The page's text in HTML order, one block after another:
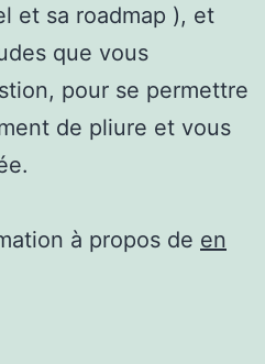
et sa roadmap ), et
que vous
pour se permettre
de pliure et vous
à propos de en